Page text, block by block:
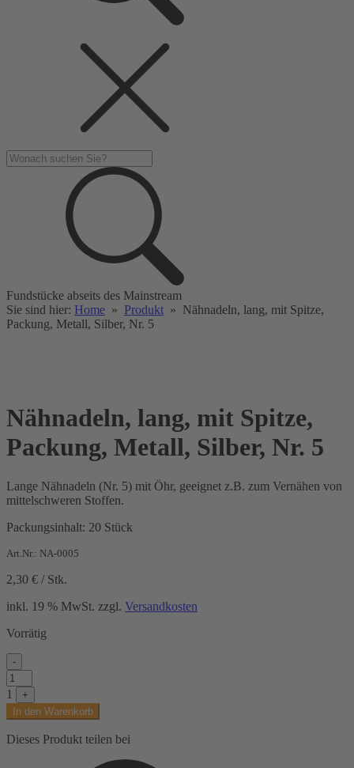
Fundstücke abseits des Mainstream
Sie sind hier: Home » Produkt » Nähnadeln, lang, mit Spitze,
Packung, Metall, Silber, Nr. 5
Nähnadeln, lang, mit Spitze,
Packung, Metall, Silber, Nr. 5
Lange Nähnadeln (Nr. 5) mit Öhr, geeignet z.B. zum Vernähen von
mittelschweren Stoffen.
Packungsinhalt: 20 Stück
Art.Nr.: NA-0005
2,30 € / Stk.
inkl. 19 % MwSt. zzgl. Versandkosten
Vorrätig
-
Nähnadeln,
lang,
mit
Spitze,
Packung,
Metall,
1
+
In den Warenkorb
Dieses Produkt teilen bei